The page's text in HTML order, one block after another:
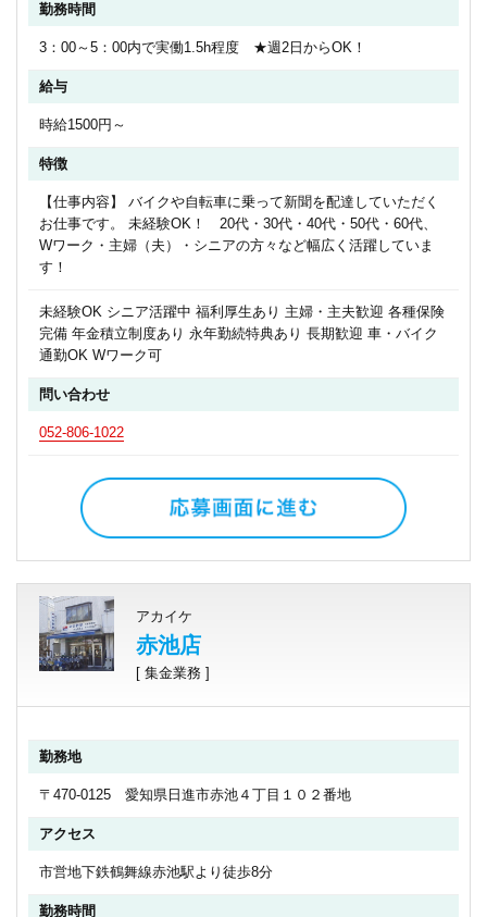
勤務時間
3：00～5：00内で実働1.5h程度 ★週2日からOK！
給与
時給1500円～
特徴
【仕事内容】 バイクや自転車に乗って新聞を配達していただく
お仕事です。 未経験OK！ 20代・30代・40代・50代・60代、
Wワーク・主婦（夫）・シニアの方々など幅広く活躍していま
す！
未経験OK シニア活躍中 福利厚生あり 主婦・主夫歓迎 各種保険
完備 年金積立制度あり 永年勤続特典あり 長期歓迎 車・バイク
通勤OK Wワーク可
問い合わせ
052-806-1022
アカイケ
赤池店
[ 集金業務 ]
勤務地
〒470-0125 愛知県日進市赤池４丁目１０２番地
アクセス
市営地下鉄鶴舞線赤池駅より徒歩8分
勤務時間